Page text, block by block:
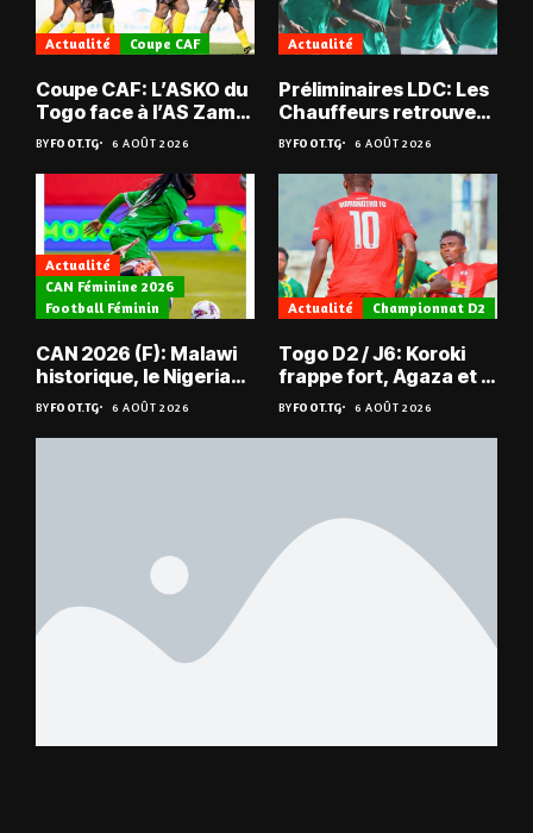
Actualité Coupe CAF
Coupe CAF: L’ASKO du
Togo face à l’AS Zam
du Niger
BYFOOT.TG 6 AOÛT 2026
Actualité
Préliminaires LDC: Les
Chauffeurs retrouvent
les Mimos
BYFOOT.TG 6 AOÛT 2026
Actualité
CAN Féminine 2026
Football Féminin
CAN 2026 (F): Malawi
historique, le Nigeria
sauvé, la Zambie
éliminée
BYFOOT.TG 6 AOÛT 2026
Actualité Championnat D2
Togo D2 / J6: Koroki
frappe fort, Agaza et la
JCA assurent,
suspense avant Sara
FC – Doumbé FC
BYFOOT.TG 6 AOÛT 2026